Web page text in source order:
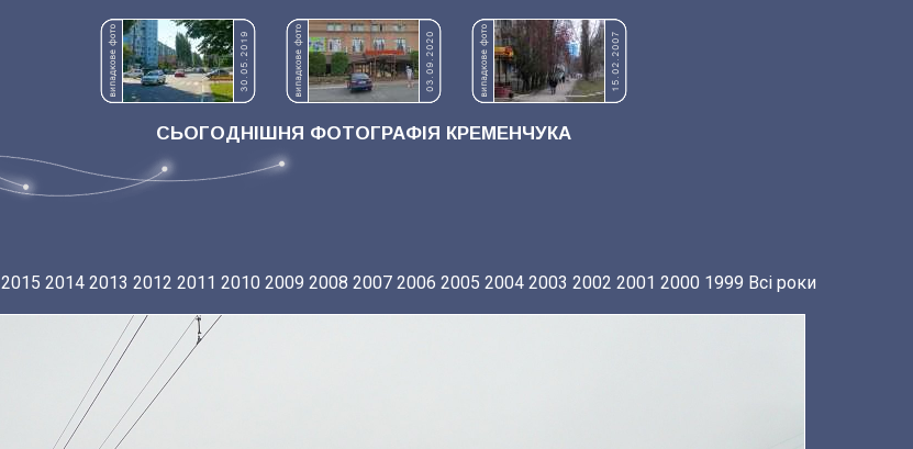
СЬОГОДНІШНЯ ФОТОГРАФІЯ КРЕМЕНЧУКА
2015 2014 2013 2012 2011 2010 2009 2008 2007 2006 2005 2004 2003 2002 2001 2000 1999 Всі роки